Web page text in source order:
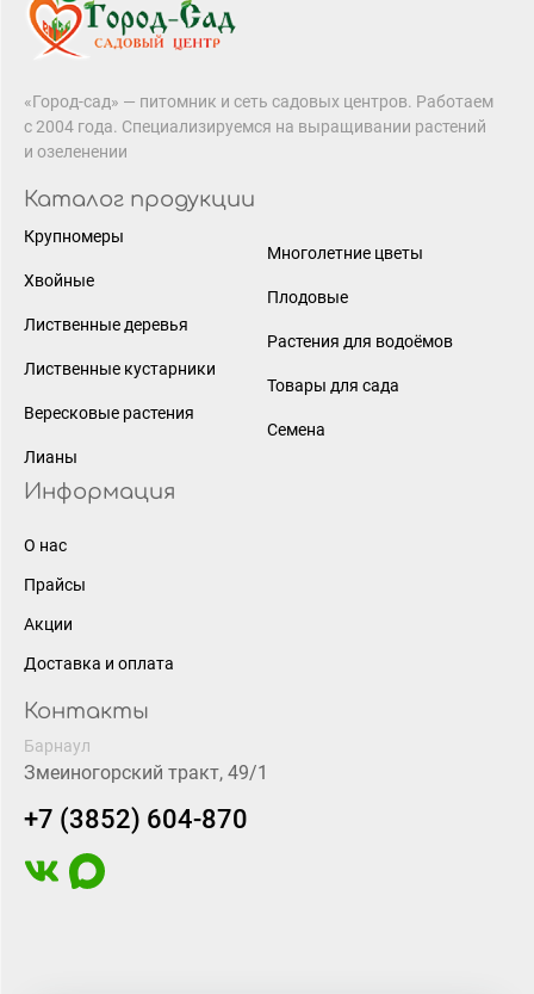
«Город-сад» — питомник и сеть садовых центров. Работаем
с 2004 года. Специализируемся на выращивании растений
и озеленении
Каталог продукции
Крупномеры
Хвойные
Лиственные деревья
Лиственные кустарники
Вересковые растения
Лианы
Многолетние цветы
Плодовые
Растения для водоёмов
Товары для сада
Семена
Информация
О нас
Прайсы
Акции
Доставка и оплата
Контакты
Барнаул
Змеиногорский тракт, 49/1
+7 (3852) 604-870